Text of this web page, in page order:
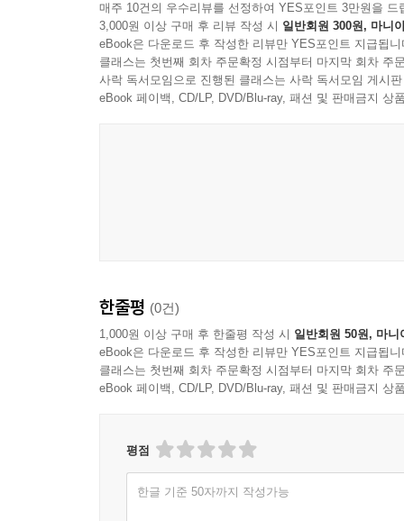
제6장. 마음치유와 정서 91
6.1 정서에 대한 이해 92
6.2 정서 표현의 중요성 98
제8장. 그림 그리기를 통한 마음치유 127
8.1 핵심감정 녹이기의 의미 128
8.2 핵심감정 녹이기의 종류: 10단계 과정 134
8.3 그림 그리기를 통한 마음치유 140
제9장. 편지 쓰기를 통한 마음치유 145
9.1 ‘지금 여기’와 ‘그때 거기’ 146
매주 10건의 우수리뷰를 선정하여 YES포인트 3만원을 드
3,000원 이상 구매 후 리뷰 작성 시 일반회원 300원, 마니
eBook은 다운로드 후 작성한 리뷰만 YES포인트 지급됩니
클래스는 첫번째 회차 주문확정 시점부터 마지막 회차 주
사락 독서모임으로 진행된 클래스는 사락 독서모임 게시
eBook 페이백, CD/LP, DVD/Blu-ray, 패션 및 판매금지 상
한줄평 (0건)
1,000원 이상 구매 후 한줄평 작성 시 일반회원 50원, 마니
eBook은 다운로드 후 작성한 리뷰만 YES포인트 지급됩니
클래스는 첫번째 회차 주문확정 시점부터 마지막 회차 주
eBook 페이백, CD/LP, DVD/Blu-ray, 패션 및 판매금지 상
평점
한글 기준 50자까지 작성가능